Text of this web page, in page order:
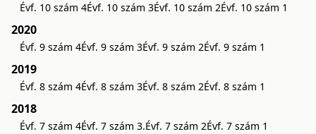
Évf. 10 szám 4Évf. 10 szám 3Évf. 10 szám 2Évf. 10 szám 1
2020
Évf. 9 szám 4Évf. 9 szám 3Évf. 9 szám 2Évf. 9 szám 1
2019
Évf. 8 szám 4Évf. 8 szám 3Évf. 8 szám 2Évf. 8 szám 1
2018
Évf. 7 szám 4Évf. 7 szám 3.Évf. 7 szám 2Évf. 7 szám 1